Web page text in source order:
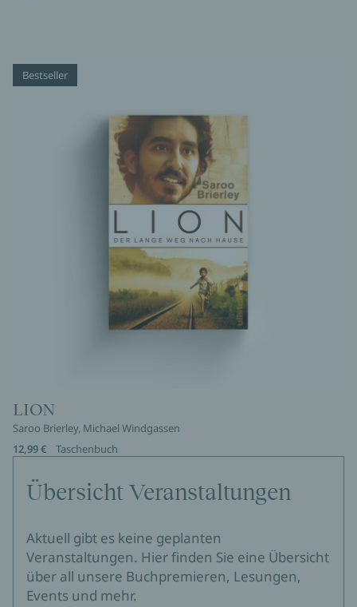
Bestseller
LION
Saroo Brierley, Michael Windgassen
12,99 €
Taschenbuch
Übersicht Veranstaltungen
Aktuell gibt es keine geplanten
Veranstaltungen. Hier finden Sie eine Übersicht
über all unsere Buchpremieren, Lesungen,
Events und mehr.